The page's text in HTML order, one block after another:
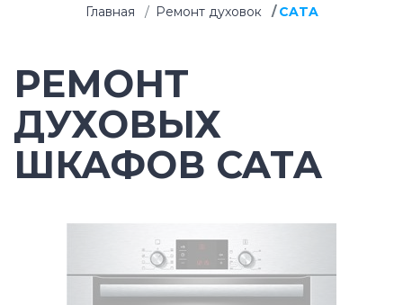
Главная Ремонт духовок CATA
РЕМОНТ
ДУХОВЫХ
ШКАФОВ CATA